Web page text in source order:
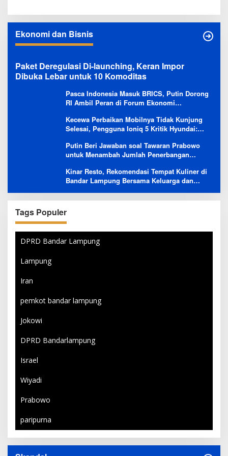
Ekonomi dan Bisnis
Paket Deregulasi Di-launching, Keran Impor
Dibuka Lebar untuk 10 Komoditas
Pasca Indonesia Masuk BRICS, Putin Dorong
RI Ambil Peran di Forum Ekonomi
Kecewa Perbaikan Mobilnya Tidak Kunjung
Selesai, Pengguna Ioniq 5 Kritik Hyundai:
Sales
Putin Beri Jawaban soal Tawaran Prabowo
untuk Menambah Jumlah Penerbangan
Kinar Resto, Rekomendasi Tempat Kuliner di
Bandar Lampung Bersama Keluarga dan
Tags Populer
DPRD Bandar Lampung
Lampung
Iran
pemkot bandar lampung
Jokowi
DPRD Bandarlampung
Israel
Wiyadi
Prabowo
paripurna